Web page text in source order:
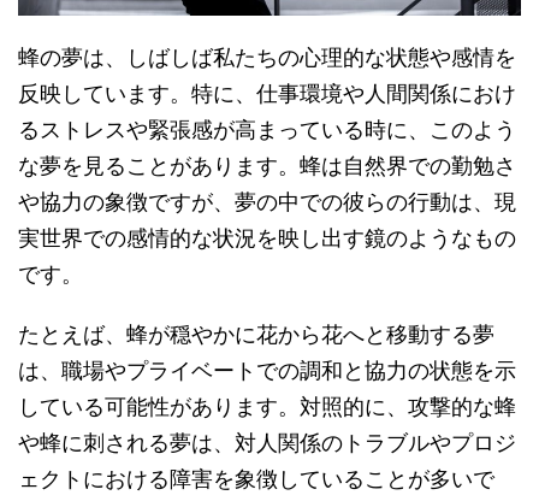
蜂の夢は、しばしば私たちの心理的な状態や感情を
反映しています。特に、仕事環境や人間関係におけ
るストレスや緊張感が高まっている時に、このよう
な夢を見ることがあります。蜂は自然界での勤勉さ
や協力の象徴ですが、夢の中での彼らの行動は、現
実世界での感情的な状況を映し出す鏡のようなもの
です。
たとえば、蜂が穏やかに花から花へと移動する夢
は、職場やプライベートでの調和と協力の状態を示
している可能性があります。対照的に、攻撃的な蜂
や蜂に刺される夢は、対人関係のトラブルやプロジ
ェクトにおける障害を象徴していることが多いで